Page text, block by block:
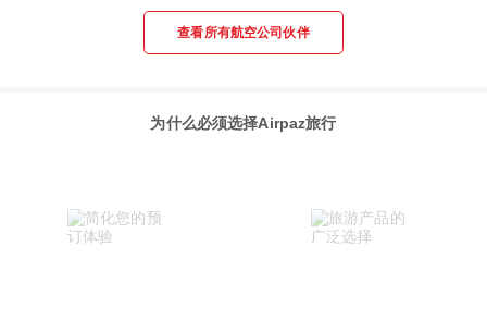
查看所有航空公司伙伴
为什么必须选择Airpaz旅行